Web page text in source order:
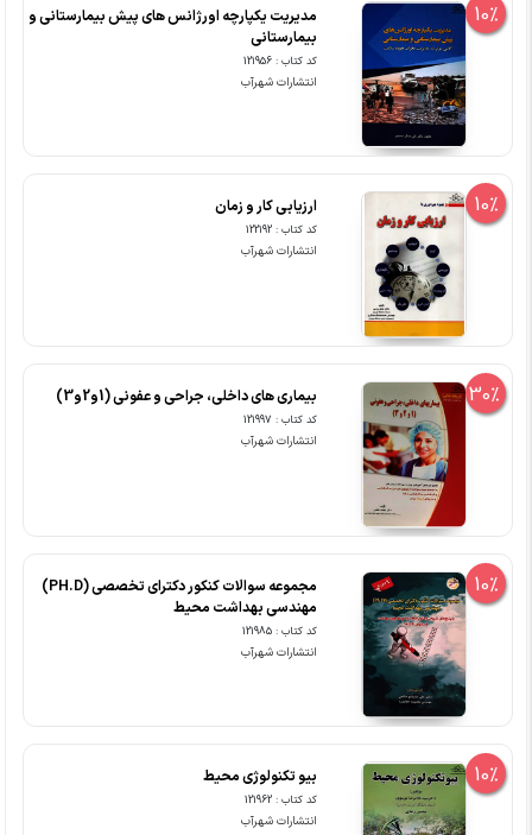
10%
مدیریت یکپارچه اورژانس های پیش بیمارستانی و
بیمارستانی
کد کتاب : 121956
انتشارات شهرآب
10% ارزیابی کار و زمان
کد کتاب : 122192
انتشارات شهرآب
30% بیماری های داخلی، جراحی و عفونی (1و2و3)
کد کتاب : 121997
انتشارات شهرآب
10%
مجموعه سوالات کنکور دکترای تخصصی (PH.D)
مهندسی بهداشت محیط
کد کتاب : 121985
انتشارات شهرآب
10% بیو تکنولوژی محیط
کد کتاب : 121962
انتشارات شهرآب